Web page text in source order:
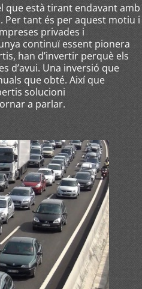
que està tirant endavant amb
Per tant és per aquest motiu i
privades i
continuï essent pionera
han d’invertir perquè els
d’avui. Una inversió que
que obté. Així que
solucioni
a parlar.